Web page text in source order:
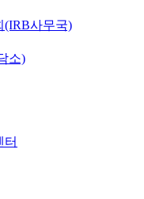
(IRB사무국)
소)
터